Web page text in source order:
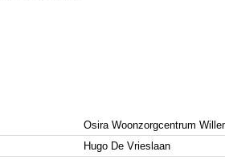
Osira Woonzorgcentrum
Hugo De Vrieslaan